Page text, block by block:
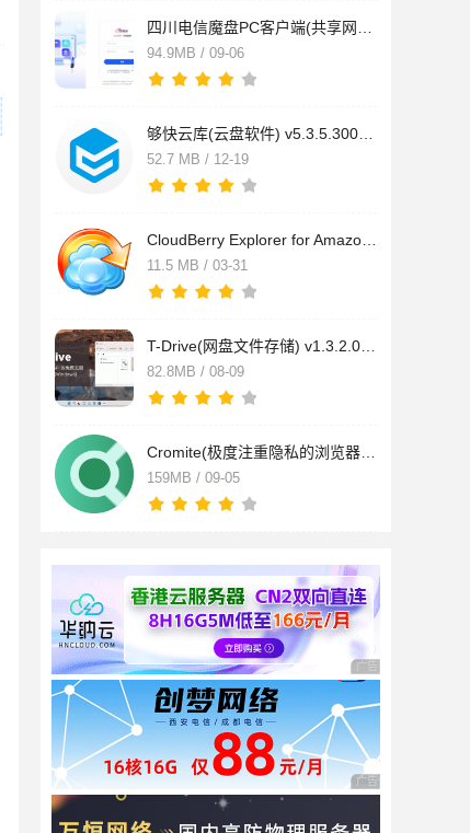
94.9MB / 09-06
52.7 MB / 12-19
11.5 MB / 03-31
82.8MB / 08-09
159MB / 09-05
广告 商业广告，理性
广告 商业广告，理性